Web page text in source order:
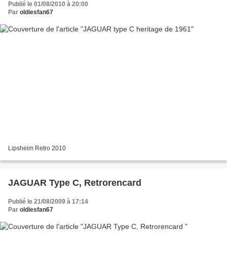
Publié le 01/08/2010 à 20:00
Par oldiesfan67
Lipsheim Retro 2010
JAGUAR Type C, Retrorencard
Publié le 21/08/2009 à 17:14
Par oldiesfan67